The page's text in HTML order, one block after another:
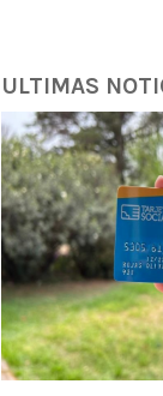
ULTIMAS